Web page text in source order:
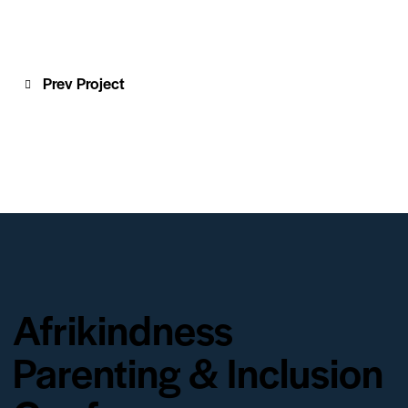
Prev Project
Afrikindness
Parenting & Inclusion